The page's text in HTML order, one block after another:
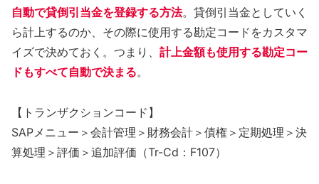
自動で貸倒引当金を登録する方法。貸倒引当金としていく
ら計上するのか、その際に使用する勘定コードをカスタマ
イズで決めておく。つまり、 計上金額も使用する勘定コー
ドもすべて自動で決まる。
【トランザクションコード】
SAPメニュー＞会計管理＞財務会計＞債権＞定期処理＞決
算処理＞評価＞追加評価（Tr-Cd：F107）